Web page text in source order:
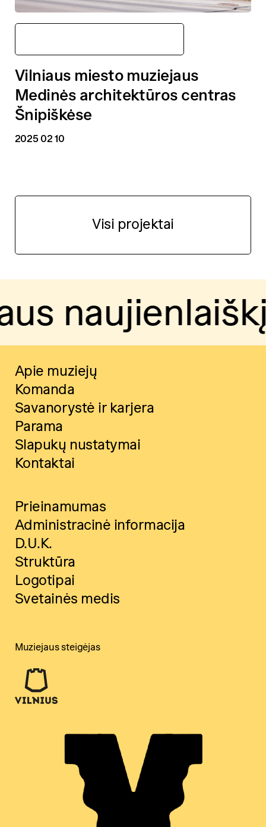
Vilniaus miesto muziejaus
Medinės architektūros centras
Šnipiškėse
2025 02 10
Visi projektai
Apie muziejų
Komanda
Savanorystė ir karjera
Parama
Slapukų nustatymai
Kontaktai
Prieinamumas
Administracinė informacija
D.U.K.
Struktūra
Logotipai
Svetainės medis
Muziejaus steigėjas